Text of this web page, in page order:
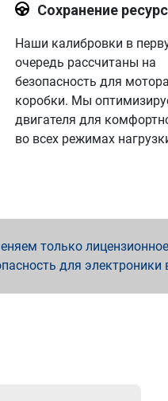
Сохранение
Наши калибровки в
очередь рассчитаны на
безопасность для
коробки. Мы
двигателя для
во всех режимах
только
для электроники